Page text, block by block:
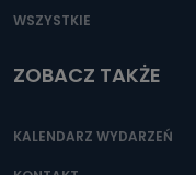
WSZYSTKIE
ZOBACZ TAKŻE
KALENDARZ WYDARZEŃ